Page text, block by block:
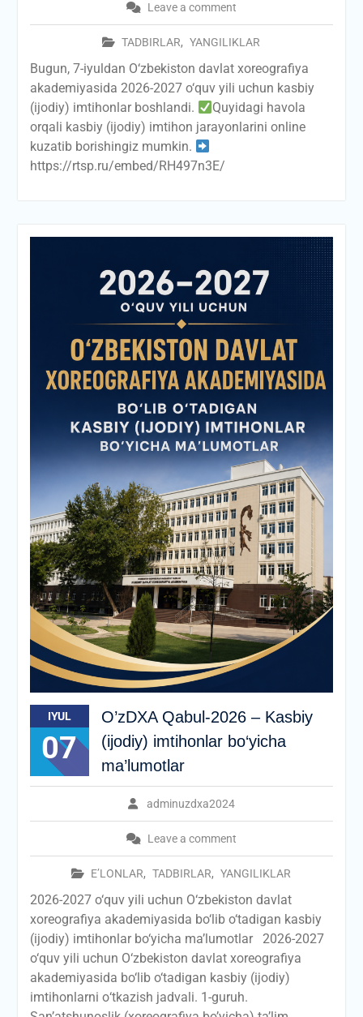
Leave a comment
TADBIRLAR, YANGILIKLAR
Bugun, 7-iyuldan O‘zbekiston davlat xoreografiya
akademiyasida 2026-2027 o‘quv yili uchun kasbiy
(ijodiy) imtihonlar boshlandi.
Quyidagi havola
orqali kasbiy (ijodiy) imtihon jarayonlarini online
kuzatib borishingiz mumkin.
https://rtsp.ru/embed/RH497n3E/
IYUL
07
O’zDXA Qabul-2026 – Kasbiy
(ijodiy) imtihonlar bo‘yicha
ma’lumotlar
adminuzdxa2024
Leave a comment
E’LONLAR, TADBIRLAR, YANGILIKLAR
2026-2027 o‘quv yili uchun O‘zbekiston davlat
xoreografiya akademiyasida bo‘lib o‘tadigan kasbiy
(ijodiy) imtihonlar bo‘yicha ma’lumotlar 2026-2027
o‘quv yili uchun O‘zbekiston davlat xoreografiya
akademiyasida bo‘lib o‘tadigan kasbiy (ijodiy)
imtihonlarni о‘tkazish jadvali. 1-guruh.